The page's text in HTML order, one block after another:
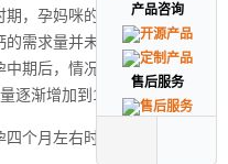
，孕妈咪的营养状况对胎儿
需求量并未显著增加，与正
期后，情况开始变化。大约
逐渐增加到1000-1200毫克。
个月左右时，应开始适量补
产品咨询
售后服务
产品咨询
售后服务